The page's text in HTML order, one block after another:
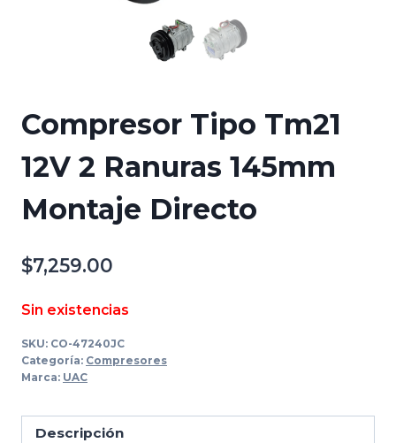
Compresor Tipo Tm21
12V 2 Ranuras 145mm
Montaje Directo
$7,259.00
Sin existencias
SKU: CO-47240JC
Categoría: Compresores
Marca: UAC
Descripción